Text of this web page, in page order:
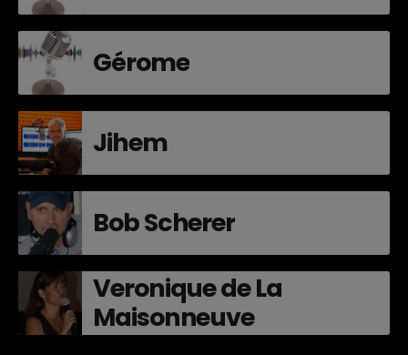
Gérome
Jihem
Bob Scherer
Veronique de La
Maisonneuve